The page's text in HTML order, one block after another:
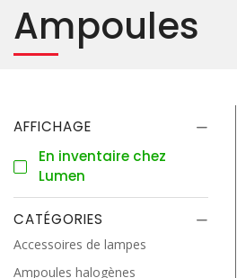
Ampoules
AFFICHAGE
En inventaire chez
Lumen
CATÉGORIES
Accessoires de lampes
Ampoules halogènes